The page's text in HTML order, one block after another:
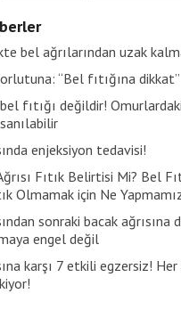
bel ağrılarından uzak
“Bel fıtığına dikkat”
fıtığı değildir!
enjeksiyon tedavisi!
Fıtık Belirtisi Mi? Bel
Olmamak için Ne
sonraki bacak ağrısına
engel değil
karşı 7 etkili egzersiz!